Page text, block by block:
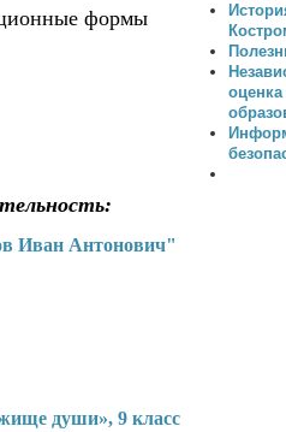
формы
Иван Антонович"
души», 9 класс
оценка